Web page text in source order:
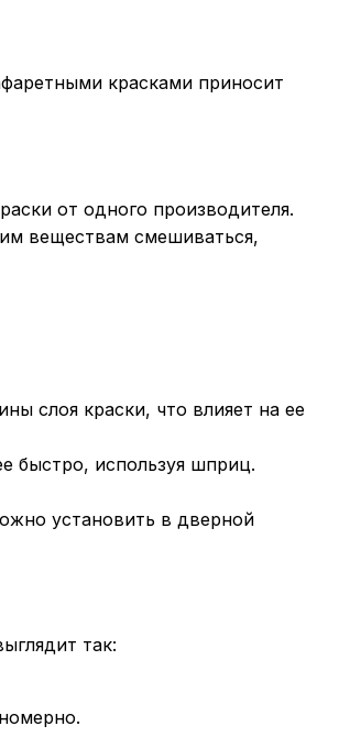
красками приносит
от одного производителя.
веществам смешиваться,
слоя краски, что влияет на ее
быстро, используя шприц.
установить в дверной
так: